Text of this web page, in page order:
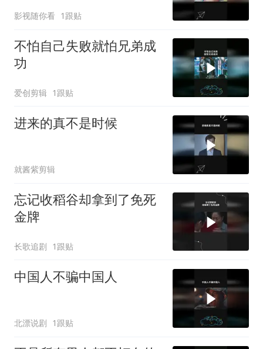
影视随你看 1跟贴
不怕自己失败就怕兄弟成
功
爱创剪辑 1跟贴
进来的真不是时候
就酱紫剪辑
忘记收稻谷却拿到了免死
金牌
长歌追剧 1跟贴
中国人不骗中国人
北漂说剧 1跟贴